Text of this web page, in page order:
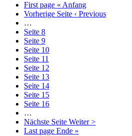
First page « Anfang
Vorherige Seite ‹ Previous
…
Seite 8
Seite 9
Seite 10
Seite 11
Seite 12
Seite 13
Seite 14
Seite 15
Seite 16
…
Nächste Seite Weiter >
Last page Ende »